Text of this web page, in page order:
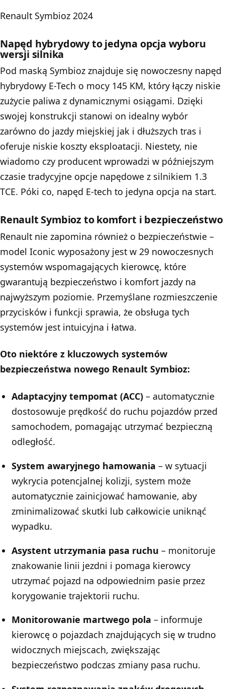
Renault Symbioz 2024
Napęd hybrydowy to jedyna opcja wyboru
wersji silnika
Pod maską Symbioz znajduje się nowoczesny napęd
hybrydowy E-Tech o mocy 145 KM, który łączy niskie
zużycie paliwa z dynamicznymi osiągami. Dzięki
swojej konstrukcji stanowi on idealny wybór
zarówno do jazdy miejskiej jak i dłuższych tras i
oferuje niskie koszty eksploatacji. Niestety, nie
wiadomo czy producent wprowadzi w późniejszym
czasie tradycyjne opcje napędowe z silnikiem 1.3
TCE. Póki co, napęd E-tech to jedyna opcja na start.
Renault Symbioz to komfort i bezpieczeństwo
Renault nie zapomina również o bezpieczeństwie –
model Iconic wyposażony jest w 29 nowoczesnych
systemów wspomagających kierowcę, które
gwarantują bezpieczeństwo i komfort jazdy na
najwyższym poziomie. Przemyślane rozmieszczenie
przycisków i funkcji sprawia, że obsługa tych
systemów jest intuicyjna i łatwa.
Oto niektóre z kluczowych systemów
bezpieczeństwa nowego Renault Symbioz:
Adaptacyjny tempomat (ACC) – automatycznie
dostosowuje prędkość do ruchu pojazdów przed
samochodem, pomagając utrzymać bezpieczną
odległość.
System awaryjnego hamowania – w sytuacji
wykrycia potencjalnej kolizji, system może
automatycznie zainicjować hamowanie, aby
zminimalizować skutki lub całkowicie uniknąć
wypadku.
Asystent utrzymania pasa ruchu – monitoruje
znakowanie linii jezdni i pomaga kierowcy
utrzymać pojazd na odpowiednim pasie przez
korygowanie trajektorii ruchu.
Monitorowanie martwego pola – informuje
kierowcę o pojazdach znajdujących się w trudno
widocznych miejscach, zwiększając
bezpieczeństwo podczas zmiany pasa ruchu.